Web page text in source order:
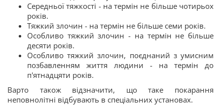
Середньої тяжкості - на термін не більше чотирьох
років.
Тяжкий злочин - на термін не більше семи років.
Особливо тяжкий злочин - на термін не більше
десяти років.
Особливо тяжкий злочин, поєднаний з умисним
позбавленням життя людини - на термін до
п'ятнадцяти років.
Варто також відзначити, що таке покарання
неповнолітні відбувають в спеціальних установах.